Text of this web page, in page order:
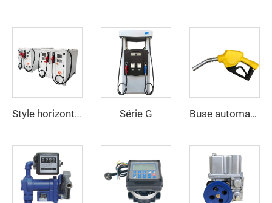
Style horizontal Série G Buse automatique ZCN-20B